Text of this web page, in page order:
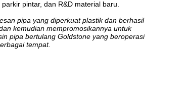
pintar, dan R&D material baru.
pipa yang diperkuat plastik dan berhasil
kemudian mempromosikannya untuk
pipa bertulang Goldstone yang beroperasi
tempat.